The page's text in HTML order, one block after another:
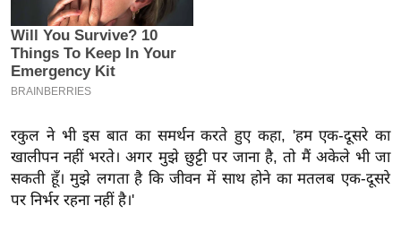
-
पे
प
र
मि
सा
ल
रकुल ने भी इस बात का समर्थन करते हुए कहा, 'हम एक-दूसरे का
खालीपन नहीं भरते। अगर मुझे छुट्टी पर जाना है, तो मैं अकेले भी जा
सकती हूँ। मुझे लगता है कि जीवन में साथ होने का मतलब एक-दूसरे
पर निर्भर रहना नहीं है।'